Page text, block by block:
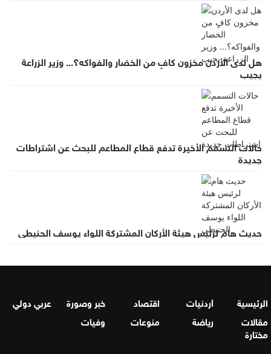
هل لدى الأردن مخزون كافٍ من الخضار والفواكه؟... وزير الزراعة
يجيب
حالات التسمم الأخيرة تدفع قطاع المطاعم للبحث عن اشتراطات
جديدة
حديث هام لرئيس هيئة الأركان المشتركة اللواء يوسف الحنيطي
الرئيسية أردنيات اقتصاد خبر وصورة
عربي دولي
مقالات
مختارة
رياضة منوعات وفيات